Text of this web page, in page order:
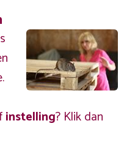
instelling? Klik dan